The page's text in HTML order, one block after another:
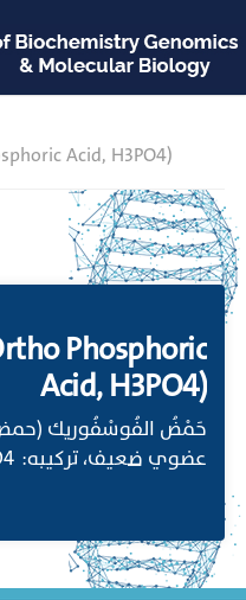
Acid, H3PO4)
Phosphoric
Acid, H3PO4)
حَمْضُ الفُوسْفُوريك
عضوي ضعيف، تركيبه: H3PO4.